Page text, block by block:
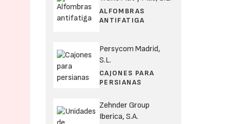
ALFOMBRAS
ANTIFATIGA
Persycom Madrid,
S.L.
CAJONES PARA
PERSIANAS
Zehnder Group
Iberica, S.A.